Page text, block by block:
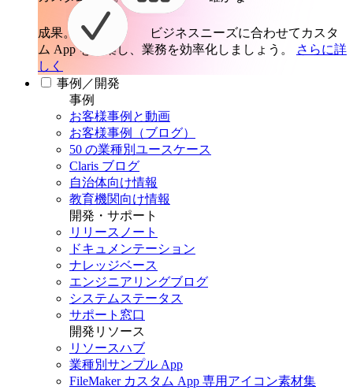
成果。
ビジネスニーズに合わせてカスタ
ム App を構築し、業務を効率化しましょう。
さらに詳
しく
事例／開発
事例
お客様事例と動画
お客様事例（ブログ）
50 の業種別ユースケース
Claris ブログ
自治体向け情報
教育機関向け情報
開発・サポート
リリースノート
ドキュメンテーション
ナレッジベース
エンジニアリングブログ
システムステータス
サポート窓口
開発リソース
リソースハブ
業種別サンプル App
FileMaker カスタム App 専用アイコン素材集